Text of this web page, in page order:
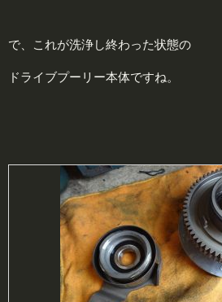
で、これが洗浄し終わった状態の
ドライブプーリー本体ですね。